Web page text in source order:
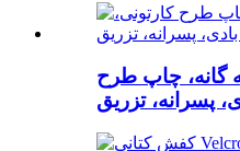
چاپ طرح
پسرانه، تزریق